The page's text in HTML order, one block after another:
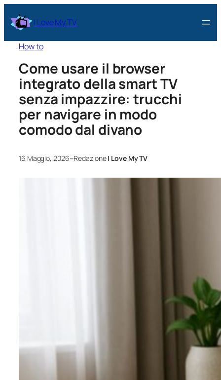
I Love My TV
How to
Come usare il browser
integrato della smart TV
senza impazzire: trucchi
per navigare in modo
comodo dal divano
16 Maggio, 2026–RedazioneI Love My TV